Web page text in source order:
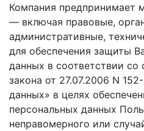
Компания предпринимает
— включая правовые,
административные,
для обеспечения защиты
данных в соответствии со
закона от 27.07.2006 N
данных» в целях
персональных данных
неправомерного или